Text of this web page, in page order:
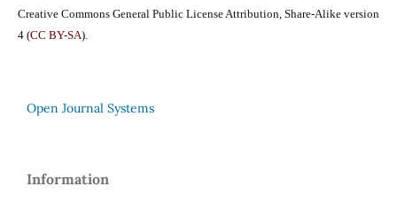
Creative Commons General Public License Attribution, Share-Alike version
4 (CC BY-SA).
Open Journal Systems
Information